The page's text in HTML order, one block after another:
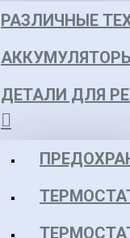
РАЗЛИЧНЫЕ
ДЕТАЛИ ДЛЯ